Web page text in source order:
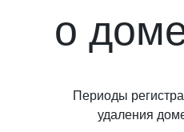
о
Периоды
удаления